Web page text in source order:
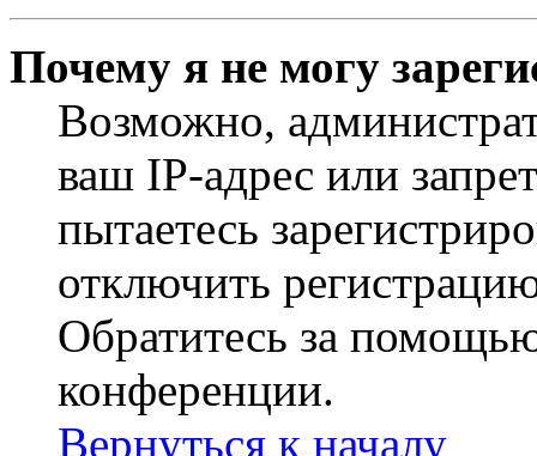
Почему я не могу
Возможно,
ваш IP-адрес или
пытаетесь
отключить
Обратитесь за
конференции.
Вернуться к началу